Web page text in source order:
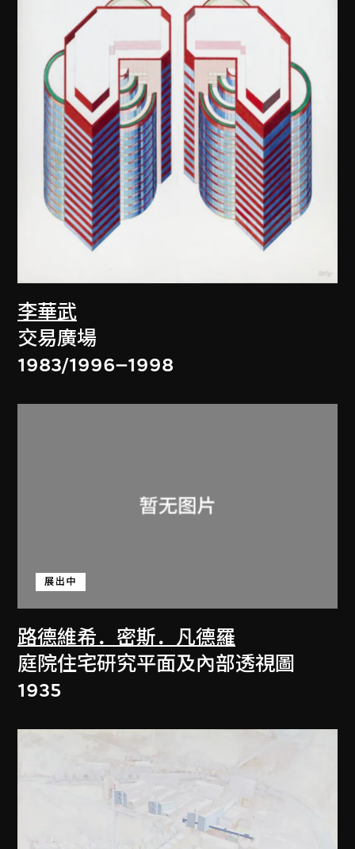
李華武
交易廣場
1983/1996–1998
路德維希．密斯．凡德羅
展出中
庭院住宅研究平面及內部透視圖
1935